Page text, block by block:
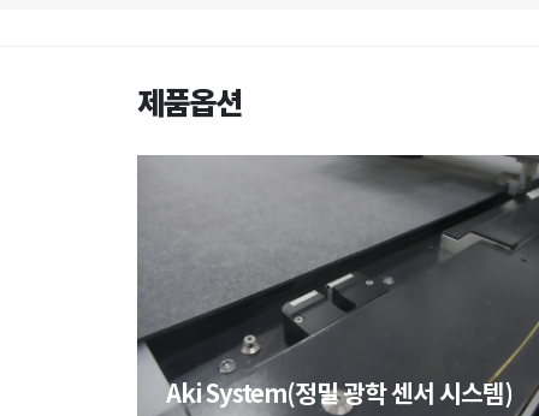
제품옵션
Aki System(정밀 광학 센서 시스템)